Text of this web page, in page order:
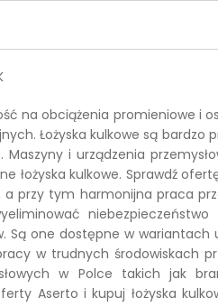
na obciążenia promieniowe i
Łożyska kulkowe są bardzo
i urządzenia
łożyska kulkowe. Sprawdź
przy tym harmonijna praca
Są one dostępne w wariantach
w trudnych środowiskach
w Polce takich jak
Aserto i kupuj łożyska